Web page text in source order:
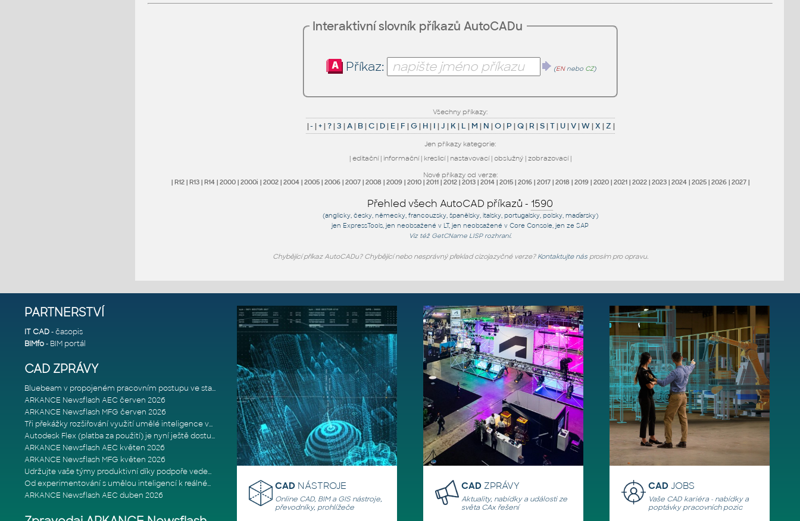
Interaktivní slovník příkazů AutoCADu
Příkaz: (ENnebo CZ)
Všechny příkazy:
|- |+|?|3 |A| B|C| D| E| F |G| H| I |J | K| L | M | N |O| P |Q| R |S|T| U|V|W|X |Z |
Jen příkazy kategorie:
| editační| informační| kreslicí| nastavovací| obslužný| zobrazovací|
Nové příkazy od verze:
| R12| R13| R14| 2000| 2000i | 2002| 2004| 2005| 2006| 2007| 2008 | 2009| 2010| 2011| 2012| 2013| 2014| 2015| 2016| 2017| 2018 | 2019| 2020| 2021| 2022| 2023| 2024| 2025| 2026| 2027|
Přehled všech AutoCAD příkazů - 1590
(anglicky, česky, německy, francouzsky, španělsky, italsky, portugalsky, polsky, maďarsky)
jen ExpressTools, jenneobsažené v LT, jenneobsažené v Core Console, jenze SAP
Viz též GetCName LISP rozhraní.
Chybějící příkaz AutoCADu? Chybějící nebo nesprávný překlad cizojazyčné verze? Kontaktujte násprosím pro opravu.
PARTNERSTVÍ
IT CAD- časopis
BIMfo- BIM portál
CAD ZPRÁVY
Bluebeam v propojeném pracovním postupu ve stavebnictví: Proč je int
ARKANCE Newsflash AEC červen 2026
ARKANCE Newsflash MFG červen 2026
Tři překážky rozšiřování využití umělé inteligence ve stavebním prům
Autodesk Flex (platba za použití) je nyní ještě dostupnější
ARKANCE Newsflash AEC květen 2026
ARKANCE Newsflash MFG květen 2026
Udržujte vaše týmy produktivní díky podpoře vedené odborníky
Od experimentování s umělou inteligencí k reálnému dopadu na podniká
ARKANCE Newsflash AEC duben 2026
CAD NÁSTROJE
Online CAD, BIM a GIS nástroje,
převodníky, prohlížeče
CAD ZPRÁVY
Aktuality, nabídky a události ze
světa CAx řešení
CADJOBS
Vaše CAD kariéra - nabídky a
poptávky pracovních pozic